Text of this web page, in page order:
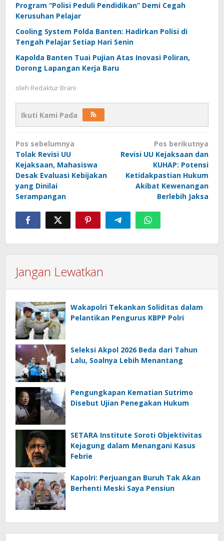
Program “Polisi Peduli Pendidikan” Demi Cegah
Kerusuhan Pelajar
Cooling System Polda Banten: Hadirkan Polisi di
Tengah Pelajar Setiap Hari Senin
Kapolda Banten Tuai Pujian Atas Inovasi Poliran,
Dorong Lapangan Kerja Baru
oleh Redaktur Brani
Ikuti Kami Pada
Navigasi
pos
Pos sebelumnya
Tolak Revisi UU
Kejaksaan, Mahasiswa
Desak Evaluasi Kebijakan
yang Dinilai
Serampangan
Pos berikutnya
Revisi UU Kejaksaan dan
KUHAP: Potensi
Ketidakpastian Hukum
Akibat Kewenangan
Berlebih Jaksa
Jangan Lewatkan
Wakapolri Tekankan Soliditas dalam
Pelantikan Pengurus KBPP Polri
Seleksi Akpol 2026 Beda dari Tahun
Lalu, Soalnya Lebih Menantang
Pengungkapan Kematian Sutrimo
Disebut Ujian Penegakan Hukum
SETARA Institute Soroti Objektivitas
Kejagung dalam Menangani Kasus
Febrie
Kapolri: Perjuangan Buruh Tak Akan
Berhenti Meski Saya Pensiun